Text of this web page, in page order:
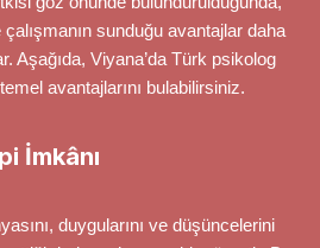
çalışmanın sunduğu avantajlar daha
Aşağıda, Viyana’da Türk psikolog
avantajlarını bulabilirsiniz.
İmkânı
duygularını ve düşüncelerini